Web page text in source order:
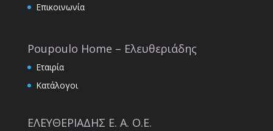
Επικοινωνία
Poupoulo Home – Ελευθεριάδης
Εταιρία
Κατάλογοι
ΕΛΕΥΘΕΡΙΑΔΗΣ Ε. Α. Ο.Ε.